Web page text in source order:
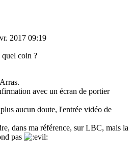
2017 09:19
quel coin ?
avec un écran de portier
aucun doute, l'entrée vidéo de
dans ma référence, sur LBC, mais la
pas